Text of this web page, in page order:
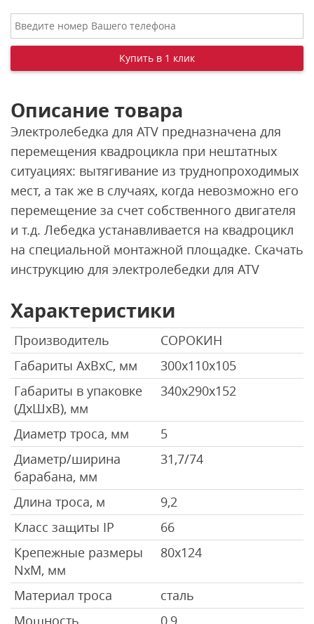
Описание товара
Электролебедка для ATV предназначена для
перемещения квадроцикла при нештатных
ситуациях: вытягивание из труднопроходимых
мест, а так же в случаях, когда невозможно его
перемещение за счет собственного двигателя
и т.д. Лебедка устанавливается на квадроцикл
на специальной монтажной площадке. Скачать
инструкцию для электролебедки для ATV
Характеристики
Производитель
СОРОКИН
Габариты AxBxC, мм
300х110х105
Габариты в упаковке
(ДхШхВ), мм
340х290х152
Диаметр троса, мм
5
Диаметр/ширина
барабана, мм
31,7/74
Длина троса, м
9,2
Класс защиты IP
66
Крепежные размеры
NxM, мм
80х124
Материал троса
сталь
Мощность
0,9